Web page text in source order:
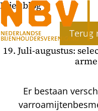
Bijenblog
Terug
19. Juli-augustus:
Er bestaan